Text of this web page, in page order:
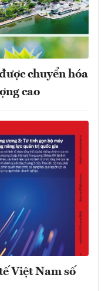
chuyển hóa
cao
Việt Nam số